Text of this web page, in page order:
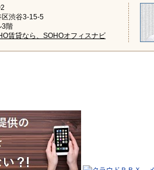
区渋谷3-15-5
3階
賃貸なら、SOHOオフィスナビ